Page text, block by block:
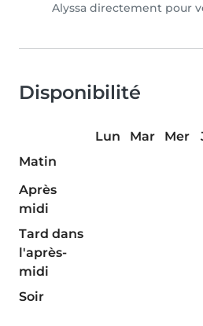
Alyssa directement pour
Disponibilité
Lun Mar Mer
Matin
Après
midi
Tard dans
l'après-
midi
Soir